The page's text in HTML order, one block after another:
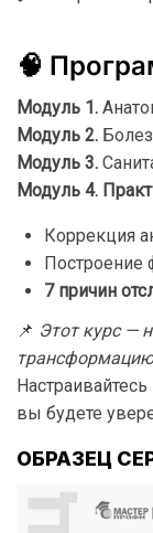
🧠
Модуль 1.
Модуль 2.
Модуль 3.
Модуль 4.
Коррекция
Построение
7 причин
📌 Этоткурс —
Настраивайтесь
вы будете
ОБРАЗЕЦ